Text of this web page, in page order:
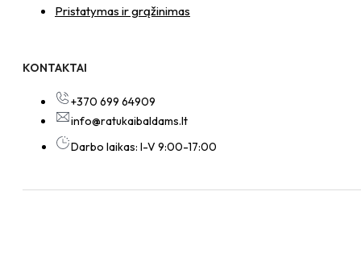
Pristatymas ir grąžinimas
KONTAKTAI
+370 699 64909
info@ratukaibaldams.lt
Darbo laikas: I-V 9:00-17:00